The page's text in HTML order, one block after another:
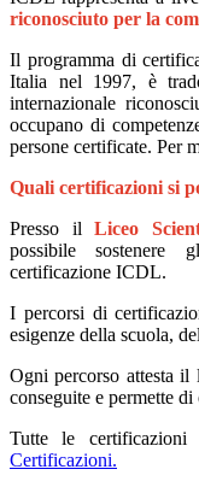
riconosciuto per la
Il programma di
Italia nel 1997, è
internazionale
occupano di
persone certificate. Per
Quali certificazioni si
Presso il Liceo
possibile sostenere
certificazione ICDL.
I percorsi di
esigenze della scuola,
Ogni percorso attesta
conseguite e permette
Tutte le
Certificazioni.